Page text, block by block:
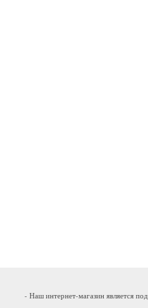
- Наш интернет-магазин является